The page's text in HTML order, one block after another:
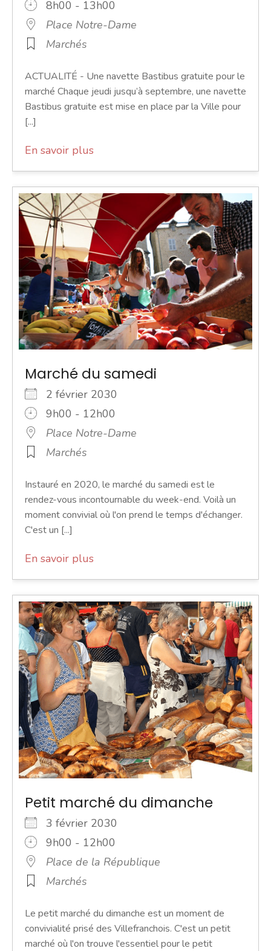
8h00 - 13h00
Place Notre-Dame
Marchés
ACTUALITÉ - Une navette Bastibus gratuite pour le
marché Chaque jeudi jusqu’à septembre, une navette
Bastibus gratuite est mise en place par la Ville pour
[...]
En savoir plus
Marché du samedi
2 février 2030
9h00 - 12h00
Place Notre-Dame
Marchés
Instauré en 2020, le marché du samedi est le
rendez-vous incontournable du week-end. Voilà un
moment convivial où l'on prend le temps d'échanger.
C'est un [...]
En savoir plus
Petit marché du dimanche
3 février 2030
9h00 - 12h00
Place de la République
Marchés
Le petit marché du dimanche est un moment de
convivialité prisé des Villefranchois. C'est un petit
marché où l'on trouve l'essentiel pour le petit